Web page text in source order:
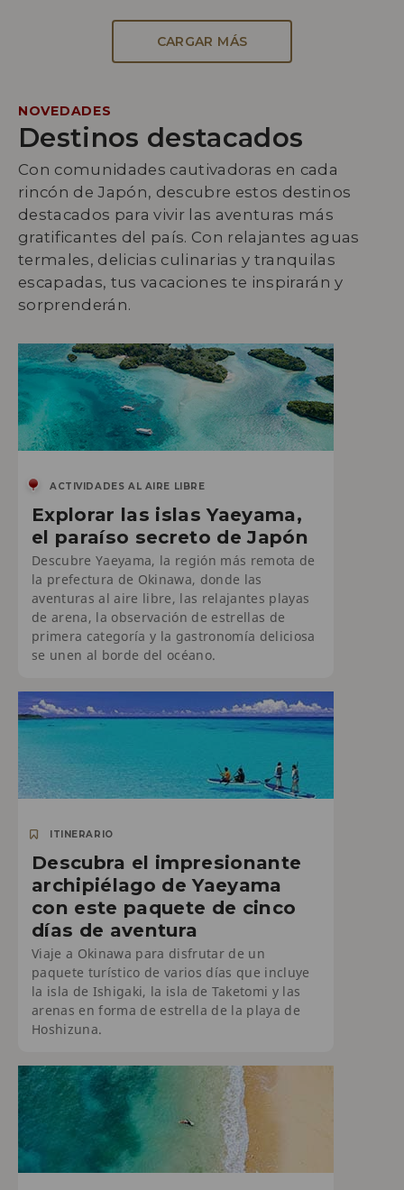
CARGAR MÁS
NOVEDADES
Destinos destacados
Con comunidades cautivadoras en cada
rincón de Japón, descubre estos destinos
destacados para vivir las aventuras más
gratificantes del país. Con relajantes aguas
termales, delicias culinarias y tranquilas
escapadas, tus vacaciones te inspirarán y
sorprenderán.
ACTIVIDADES AL AIRE LIBRE
Explorar las islas Yaeyama,
el paraíso secreto de Japón
Descubre Yaeyama, la región más remota de
la prefectura de Okinawa, donde las
aventuras al aire libre, las relajantes playas
de arena, la observación de estrellas de
primera categoría y la gastronomía deliciosa
se unen al borde del océano.
ITINERARIO
Descubra el impresionante
archipiélago de Yaeyama
con este paquete de cinco
días de aventura
Viaje a Okinawa para disfrutar de un
paquete turístico de varios días que incluye
la isla de Ishigaki, la isla de Taketomi y las
arenas en forma de estrella de la playa de
Hoshizuna.